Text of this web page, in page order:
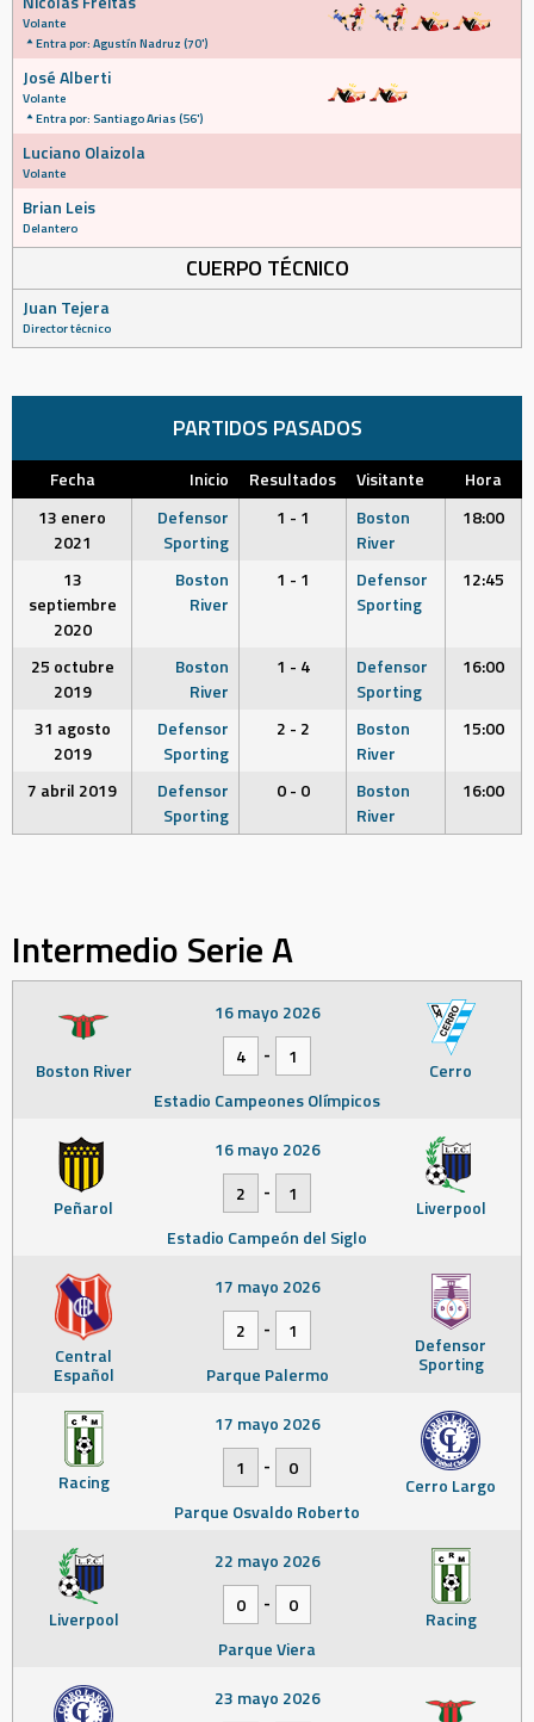
Volante
Entra por: Agustín Nadruz (70')
José Alberti
Volante
Entra por: Santiago Arias (56')
Luciano Olaizola
Volante
Brian Leis
Delantero
CUERPO TÉCNICO
Juan Tejera
Director técnico
PARTIDOS PASADOS
Fecha Inicio Resultados Visitante
Hora
13 enero
2021
Defensor
Sporting
1 - 1
Boston
River
18:00
13
septiembre
2020
Boston
River
1 - 1
Defensor
Sporting
12:45
25 octubre
2019
Boston
River
1 - 4
Defensor
Sporting
16:00
31 agosto
2019
Defensor
Sporting
2 - 2
Boston
River
15:00
7 abril 2019
Defensor
Sporting
0 - 0
Boston
River
16:00
Intermedio Serie A
Boston River Cerro
16 mayo 2026
4
-
1
Estadio Campeones Olímpicos
Peñarol Liverpool
16 mayo 2026
2
-
1
Estadio Campeón del Siglo
Central
Español
Defensor
Sporting
17 mayo 2026
2
-
1
Parque Palermo
Racing Cerro Largo
17 mayo 2026
1
-
0
Parque Osvaldo Roberto
Liverpool Racing
22 mayo 2026
0
-
0
Parque Viera
23 mayo 2026